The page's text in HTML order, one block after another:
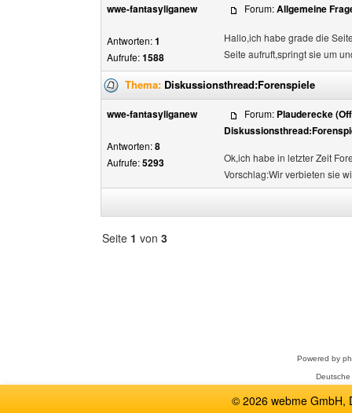
wwe-fantasyliganew
Antworten:1
Aufrufe:1588
Forum:Allgemeine
Hallo,ich habe grade die
Seite aufruft,springt sie um
Thema: Diskussionsthread:Forenspiele
wwe-fantasyliganew
Antworten:8
Aufrufe:5293
Forum: Plauderecke
Ok,ich habe in letzter Zeit
Vorschlag:Wir verbieten sie
Seite 1 von 3
Powered by
© 2026 webme GmbH,